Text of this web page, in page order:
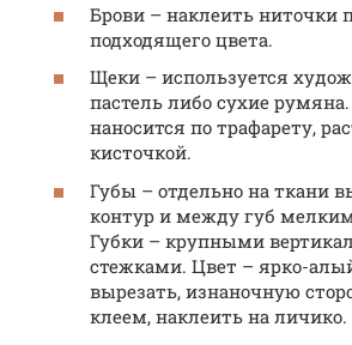
Брови – наклеить ниточки
подходящего цвета.
Щеки – используется
пастель либо сухие
наносится по трафарету,
кисточкой.
Губы – отдельно на ткани
контур и между губ
Губки – крупными
стежками. Цвет – ярко-
вырезать, изнаночную
клеем, наклеить на личико.